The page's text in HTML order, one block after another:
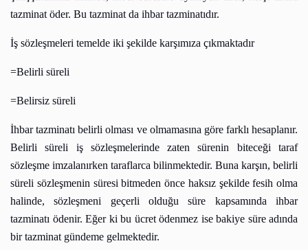
tazminat öder. Bu tazminat da ihbar tazminatıdır.
İş sözleşmeleri temelde iki şekilde karşımıza çıkmaktadır
=Belirli süreli
=Belirsiz süreli
İhbar tazminatı belirli olması ve olmamasına göre farklı hesaplanır.
Belirli süreli iş sözleşmelerinde zaten sürenin biteceği taraf
sözleşme imzalanırken taraflarca bilinmektedir. Buna karşın, belirli
süreli sözleşmenin süresi bitmeden önce haksız şekilde fesih olma
halinde, sözleşmeni geçerli olduğu süre kapsamında ihbar
tazminatı ödenir. Eğer ki bu ücret ödenmez ise bakiye süre adında
bir tazminat gündeme gelmektedir.